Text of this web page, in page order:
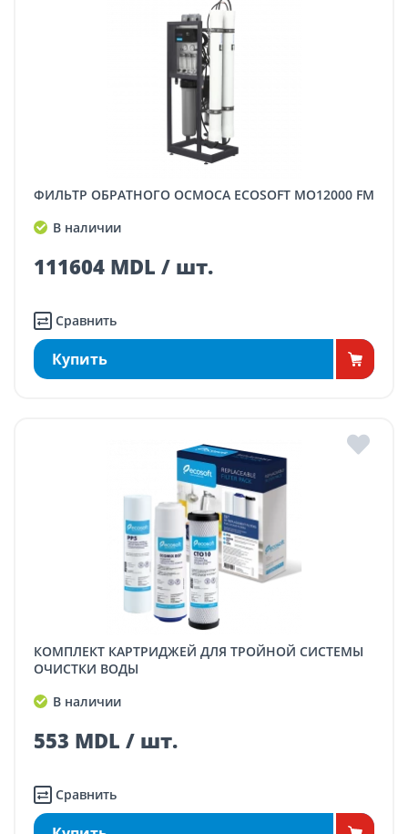
ФИЛЬТР ОБРАТНОГО ОСМОСА ECOSOFT MO12000 FM
В наличии
111604 MDL / шт.
Сравнить
Купить
КОМПЛЕКТ КАРТРИДЖЕЙ ДЛЯ ТРОЙНОЙ СИСТЕМЫ
ОЧИСТКИ ВОДЫ
В наличии
553 MDL / шт.
Сравнить